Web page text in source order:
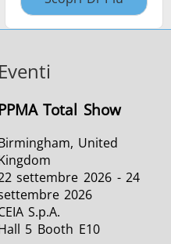
Eventi
Total Show
United
settembre 2026 - 24
2026
S.p.A.
5 Booth E10